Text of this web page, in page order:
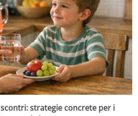
strategie concrete per i